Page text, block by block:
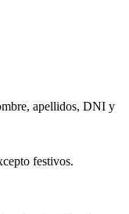
apellidos, DNI y
festivos.